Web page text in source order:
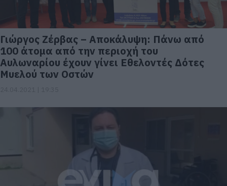
Γιώργος Ζέρβας – Αποκάλυψη: Πάνω από
100 άτομα από την περιοχή του
Αυλωναρίου έχουν γίνει Εθελοντές Δότες
Μυελού των Οστών